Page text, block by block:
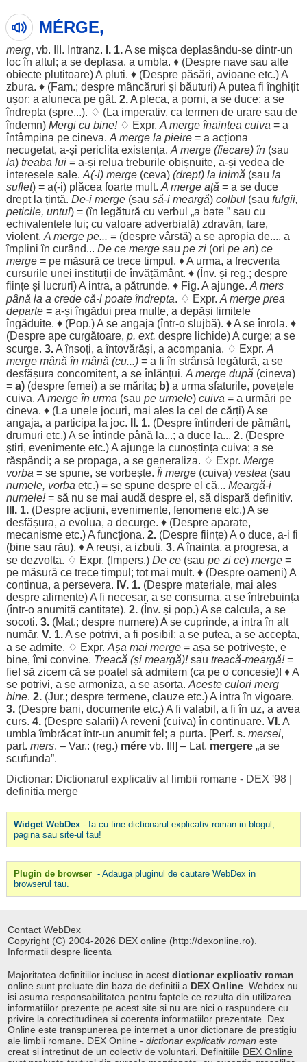
MÉRGE,
merg, vb. III. Intranz. I. 1.A se mișca deplasându-se dintr-un
locîn altul ; a se deplasa, a umbla. ♦ (Despre navesau alte
obiecte plutitoare) A pluti. ♦ (Despre păsări, avioaneetc.) A
zbura. ♦ (Fam.; despre mâncăruri și băuturi) A putea fiînghițit
ușor; a aluneca pe gât. 2.A pleca, a porni, a se duce; a se
îndrepta (spre...). ♢ (La imperativ, ca termen de uraresau de
îndemn) Mergicu bine!♢ Expr. A merge înaintea cuiva = a
întâmpina pe cineva. A merge la pieire= a acționa
necugetat, a-și periclita existența. A merge (fiecare) în(sau
la) treaba lui= a-și relua treburile obișnuite, a-și vedea de
interesele sale. A(-i) merge(ceva) (drept) la inimă (sau la
suflet) = a(-i) plăcea foarte mult. A merge ață = a se duce
dreptla țintă. De-i merge(sau să-i meargă) colbul(sau fulgii,
peticile, untul) = (în legătură cu verbul „a bate” sau cu
echivalentelelui; cu valoare adverbială) zdravăn, tare,
violent. A merge pe... = (despre vârstă) a se apropia de..., a
împlini în curând... De ce mergesau pe zi(ori pe an) ce
merge= pe măsură ce trece timpul . ♦ A urma, a frecventa
cursurileunei instituții deînvățământ. ♦ (Înv. și reg.; despre
ființeși lucruri) A intra, a pătrunde. ♦ Fig. A ajunge. A mers
până la a credecă-l poate îndrepta. ♢ Expr. A merge prea
departe= a-șiîngădui prea multe, a depăși limitele
îngăduite. ♦ (Pop.) A se angaja (într-o slujbă). ♦ A seînrola. ♦
(Despre ape curgătoare, p. ext. despre lichide) A curge; a se
scurge. 3.Aînsoți, aîntovărăși, a acompania. ♢ Expr. A
merge mână în mână (cu...)= a fi în strânsă legătură, a se
desfășura concomitent, a seînlănțui. A merge după (cineva)
= a)(despre femei) a se mărita; b)a urma sfaturile, povețele
cuiva. A merge în urma (sau pe urmele) cuiva = a urmări pe
cineva. ♦ (La unele jocuri, mai alesla cel de cărți) A se
angaja, a participa la joc. II. 1.(Despre întinderi de pământ,
drumuri etc.) A seîntindepână la...; a ducela... 2.(Despre
știri, evenimenteetc.) A ajungela cunoștința cuiva; a se
răspândi; a se propaga, a se generaliza. ♢ Expr. Merge
vorba = se spune, se vorbește. Îi merge(cuiva) vestea (sau
numele, vorba etc.) = se spune despreel că... Meargă-i
numele!= să nu se mai audă despreel, să dispară definitiv.
III. 1.(Despre acțiuni, evenimente, fenomeneetc.) A se
desfășura, a evolua, a decurge. ♦ (Despre aparate,
mecanismeetc.) A funcționa. 2.(Despre ființe) A o duce, a-i fi
(binesau rău). ♦ A reuși, a izbuti. 3.Aînainta, a progresa, a
se dezvolta. ♢ Expr. (Impers.) De ce(sau pe zice) merge=
pe măsură ce trece timpul ; tot mai mult. ♦ (Despre oameni) A
continua, a persevera. IV. 1.(Despre materiale, mai ales
despre alimente) A fi necesar, a se consuma, a seîntrebuința
(într-o anumită cantitate). 2.(Înv. și pop.) A se calcula, a se
socoti. 3.(Mat.; despre numere) A se cuprinde, a intra în alt
număr. V. 1.A se potrivi, a fi posibil ; a se putea, a se accepta,
a se admite. ♢ Expr. Așa mai merge= așa se potrivește, e
bine, îmi convine. Treacă (și meargă)!sau treacă-meargă!=
fie! să zicemcă se poate! să admitem(ca pe o concesie)! ♦ A
se potrivi, a se armoniza, a se asorta. Aceste culori merg
bine. 2.(Jur.; despre termene, clauzeetc.) A intra în vigoare.
3.(Despre bani, documenteetc.) A fi valabil , a fi în uz, a avea
curs. 4.(Despre salarii) A reveni (cuiva) în continuare. VI .A
umbla îmbrăcatîntr-un anumit fel ; a purta. [Perf. s. mersei,
part. mers. – Var.: (reg.) mérevb. III] – Lat. mergere„a se
scufunda”.
Dictionar: Dictionarul explicativ al limbii romane - DEX '98|
definitia merge
Widget WebDex- Ia cu tine dictionarul explicativ roman in blogul,
pagina sau site-ul tau!
Plugin de browser - Adauga pluginul de cautare WebDex in
browserul tau.
Contact WebDex
Copyright (C) 2004-2026 DEX online (http://dexonline.ro).
Informatii despre licenta
Majoritatea definitiilor incluse in acestdictionar explicativ roman
online sunt preluate din baza de definitii a DEX Online . Webdex nu
isi asuma responsabilitatea pentru faptele ce rezulta din utilizarea
informatiilor prezente pe acest site si nu are nici o raspundere cu
privire la corectitudinea si coerenta informatiilor prezentate. Dex
Online este transpunerea pe internet a unor dictionare de prestigiu
ale limbii romane. DEX Online -dictionar explicativ roman este
creat si intretinut de un colectiv de voluntari. Definitiile DEX Online